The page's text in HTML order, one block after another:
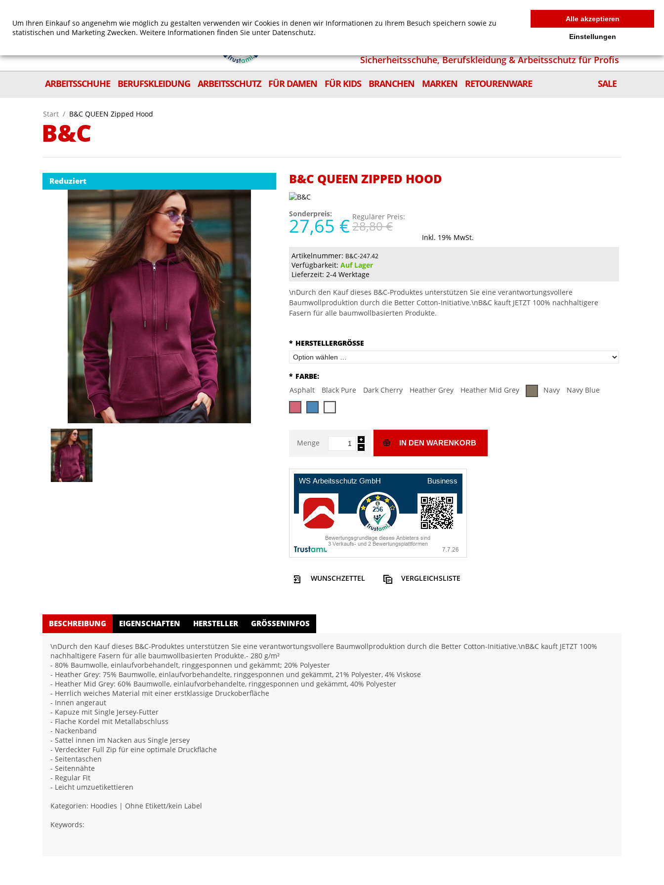
MEIN WARENKORB 0
Sicherheitsschuhe, Berufskleidung & Arbeitsschutz für Profis
ARBEITSSCHUHE
BERUFSKLEIDUNG ARBEITSSCHUTZ FÜR DAMEN FÜR KIDS BRANCHEN MARKEN RETOURENWARE SALE
Start / B&C QUEEN Zipped Hood
B&C
Reduziert B&C QUEEN ZIPPED HOOD
Sonderpreis:
27,65 € Regulärer Preis:
28,80 €
Inkl. 19% MwSt.
Artikelnummer: B&C-247.42
Verfügbarkeit: Auf Lager
Lieferzeit: 2-4 Werktage
\nDurch den Kauf dieses B&C-Produktes unterstützen Sie eine verantwortungsvollere
Baumwollproduktion durch die Better Cotton-Initiative.\nB&C kauft JETZT 100% nachhaltigere
Fasern für alle baumwollbasierten Produkte.
* HERSTELLERGRÖSSE
* FARBE:
Asphalt
Black Pure Dark Cherry Heather Grey Heather Mid Grey Navy Navy Blue
Menge IN DEN WARENKORB
WUNSCHZETTEL VERGLEICHSLISTE
BESCHREIBUNG EIGENSCHAFTEN HERSTELLER GRÖSSENINFOS
\nDurch den Kauf dieses B&C-Produktes unterstützen Sie eine verantwortungsvollere Baumwollproduktion durch die Better Cotton-Initiative.\nB&C kauft JETZT 100%
nachhaltigere Fasern für alle baumwollbasierten Produkte.- 280 g/m²
- 80% Baumwolle, einlaufvorbehandelt, ringgesponnen und gekämmt; 20% Polyester
- Heather Grey: 75% Baumwolle, einlaufvorbehandelte, ringgesponnen und gekämmt, 21% Polyester, 4% Viskose
- Heather Mid Grey: 60% Baumwolle, einlaufvorbehandelte, ringgesponnen und gekämmt, 40% Polyester
- Herrlich weiches Material mit einer erstklassige Druckoberfläche
- Innen angeraut
- Kapuze mit Single Jersey-Futter
- Flache Kordel mit Metallabschluss
- Nackenband
- Sattel innen im Nacken aus Single Jersey
- Verdeckter Full Zip für eine optimale Druckfläche
- Seitentaschen
- Seitennähte
- Regular Fit
- Leicht umzuetikettieren
Kategorien: Hoodies | Ohne Etikett/kein Label
Keywords:
Um Ihren Einkauf so angenehm wie möglich zu gestalten verwenden wir Cookies in denen wir Informationen zu Ihrem Besuch speichern sowie zu
statistischen und Marketing Zwecken. Weitere Informationen finden Sie unter Datenschutz.
Alle akzeptieren
Einstellungen